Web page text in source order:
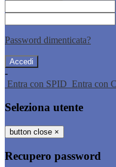
Password dimenticata?
-
Entra con SPID Entra con
Seleziona utente
button close ×
Recupero password